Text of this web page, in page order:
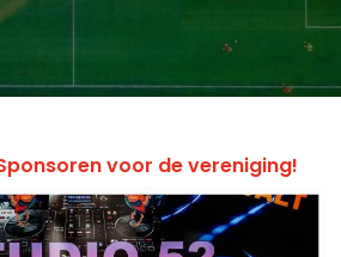
voor de vereniging!